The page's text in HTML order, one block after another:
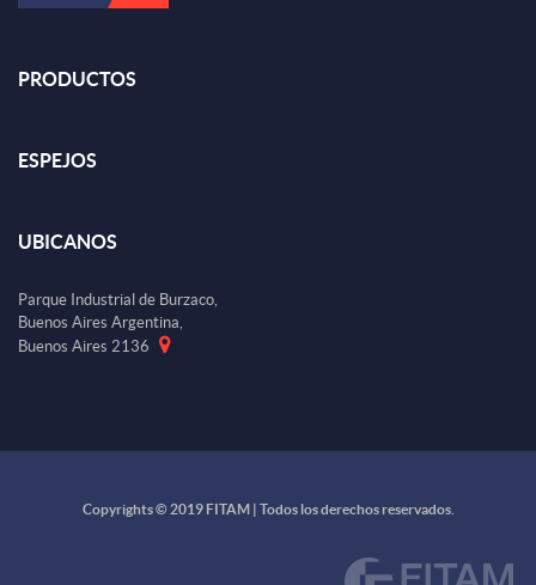
PRODUCTOS
ESPEJOS
UBICANOS
Parque Industrial de Burzaco,
Buenos Aires Argentina,
Buenos Aires 2136
Copyrights © 2019 FITAM | Todos los derechos reservados.